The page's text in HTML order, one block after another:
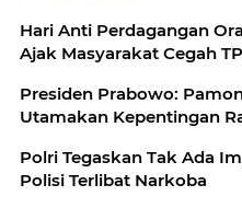
Hari Anti Perdagangan
Ajak Masyarakat Cegah
Presiden Prabowo:
Utamakan Kepentingan
Polri Tegaskan Tak Ada
Polisi Terlibat Narkoba